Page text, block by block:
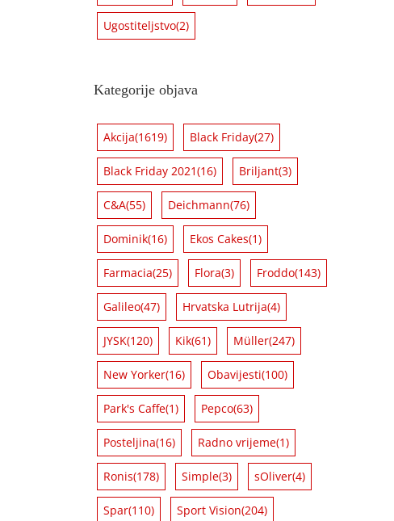
Ugostiteljstvo(2)
Kategorije objava
Akcija(1619) Black Friday(27)
Black Friday 2021(16) Briljant(3)
C&A(55) Deichmann(76)
Dominik(16) Ekos Cakes(1)
Farmacia(25) Flora(3) Froddo(143)
Galileo(47) Hrvatska Lutrija(4)
JYSK(120) Kik(61) Müller(247)
New Yorker(16) Obavijesti(100)
Park's Caffe(1) Pepco(63)
Posteljina(16) Radno vrijeme(1)
Ronis(178) Simple(3) sOliver(4)
Spar(110) Sport Vision(204)